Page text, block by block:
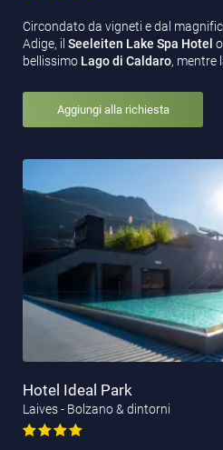
Circondato da vigneti e dal
Adige, il Seeleiten Lake Spa Hotel
bellissimo Lago di Caldaro, mentre
Aggiungi alla richiesta
Hotel Ideal Park
Laives - Bolzano & dintorni